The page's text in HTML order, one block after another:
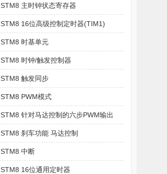
STM8 主时钟状态寄存器
STM8 16位高级控制定时器(TIM1)
STM8 时基单元
STM8 时钟/触发控制器
STM8 触发同步
STM8 PWM模式
STM8 针对马达控制的六步PWM输出
STM8 刹车功能 马达控制
STM8 中断
STM8 16位通用定时器